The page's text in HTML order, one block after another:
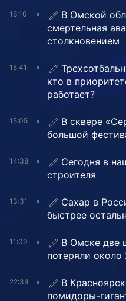
16:10
В Омской
смертельная
столкновением
15:41
кто в
работает?
15:05
В сквере
большой
14:38
Сегодня в
строителя
13:31
Сахар в
быстрее
11:09
В Омске две
потеряли
22:34
В
помидоры-